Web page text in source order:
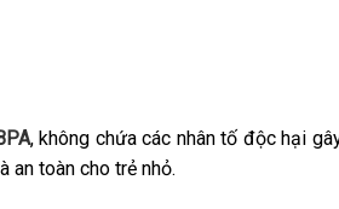
, không chứa các nhân tố độc hại
an toàn cho trẻ nhỏ.